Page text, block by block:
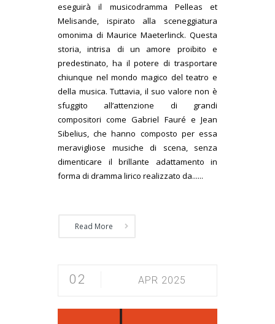
eseguirà il musicodramma Pelleas et
Melisande, ispirato alla sceneggiatura
omonima di Maurice Maeterlinck. Questa
storia, intrisa di un amore proibito e
predestinato, ha il potere di trasportare
chiunque nel mondo magico del teatro e
della musica. Tuttavia, il suo valore non è
sfuggito all’attenzione di grandi
compositori come Gabriel Fauré e Jean
Sibelius, che hanno composto per essa
meravigliose musiche di scena, senza
dimenticare il brillante adattamento in
forma di dramma lirico realizzato da......
Read More
02 APR 2025